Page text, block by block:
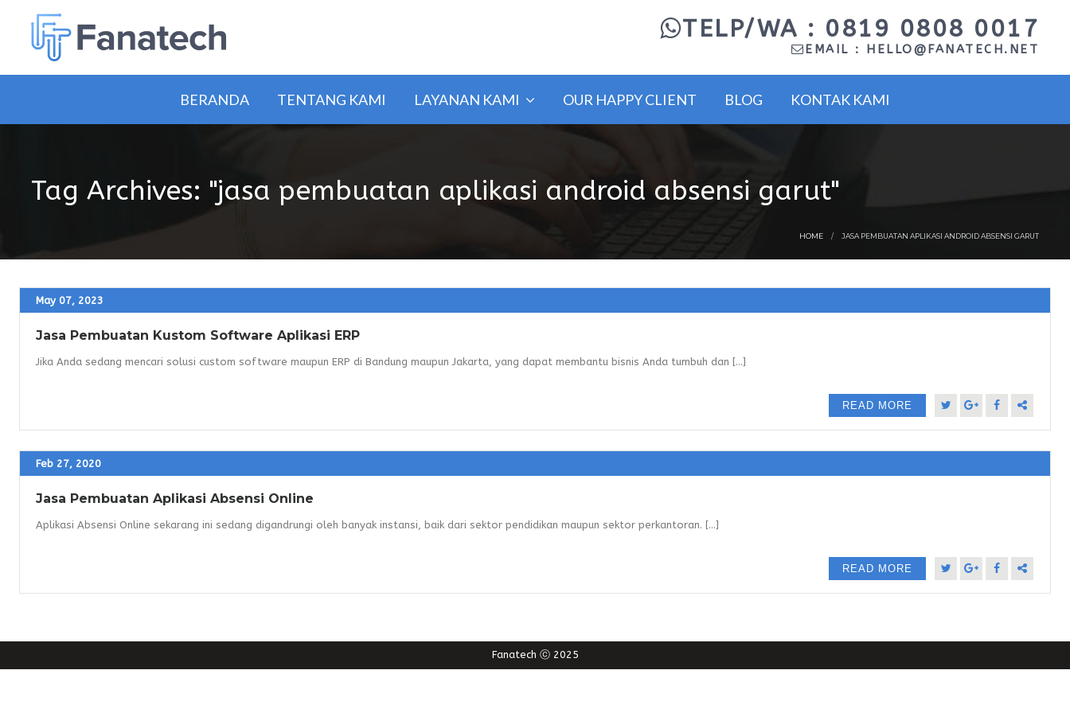
TELP/WA : 0819 0808 0017
EMAIL : HELLO@FANATECH.NET
BERANDA TENTANG KAMI LAYANAN KAMI OUR HAPPY CLIENT BLOG KONTAK KAMI
Tag Archives: "jasa pembuatan aplikasi android absensi garut"
HOME JASA PEMBUATAN APLIKASI ANDROID ABSENSI GARUT
May 07, 2023
Jasa Pembuatan Kustom Software Aplikasi ERP
Jika Anda sedang mencari solusi custom software maupun ERP di Bandung maupun Jakarta, yang dapat membantu bisnis Anda tumbuh dan [...]
READ MORE
Feb 27, 2020
Jasa Pembuatan Aplikasi Absensi Online
Aplikasi Absensi Online sekarang ini sedang digandrungi oleh banyak instansi, baik dari sektor pendidikan maupun sektor perkantoran. [...]
READ MORE
Fanatech ⓒ 2025